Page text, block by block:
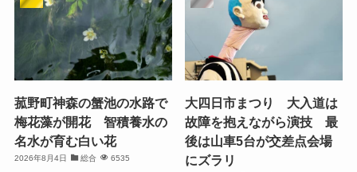
菰野町神森の蟹池の水路で
梅花藻が開花 智積養水の
名水が育む白い花
2026年8月4日 総合 6535
大四日市まつり 大入道は
故障を抱えながら演技 最
後は山車5台が交差点会場
にズラリ